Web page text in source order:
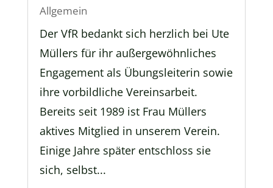
Allgemein
Der VfR bedankt sich herzlich bei Ute
Müllers für ihr außergewöhnliches
Engagement als Übungsleiterin sowie
ihre vorbildliche Vereinsarbeit.
Bereits seit 1989 ist Frau Müllers
aktives Mitglied in unserem Verein.
Einige Jahre später entschloss sie
sich, selbst...